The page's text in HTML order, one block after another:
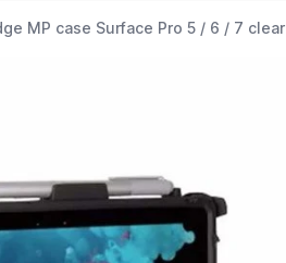
MP case Surface Pro 5 / 6 / 7 clear